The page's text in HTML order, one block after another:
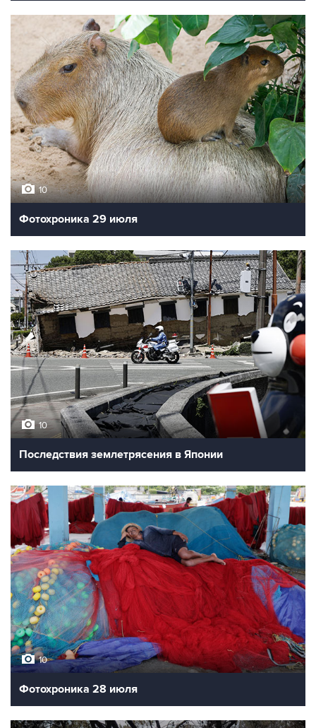
10
Фотохроника 29 июля
10
Последствия землетрясения в Японии
10
Фотохроника 28 июля